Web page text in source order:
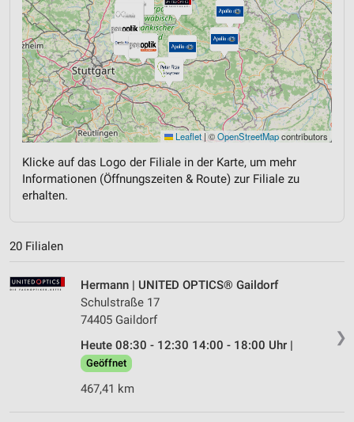
Leaflet | ©OpenStreetMapcontributors
Klicke auf das Logo der Filiale in der Karte, um mehr
Informationen (Öffnungszeiten & Route) zur Filiale zu
erhalten.
20 Filialen
❯
Hermann | UNITED OPTICS® Gaildorf
Schulstraße 17
74405 Gaildorf
Heute 08:30 - 12:30 14:00 - 18:00 Uhr |
Geöffnet
467,41 km